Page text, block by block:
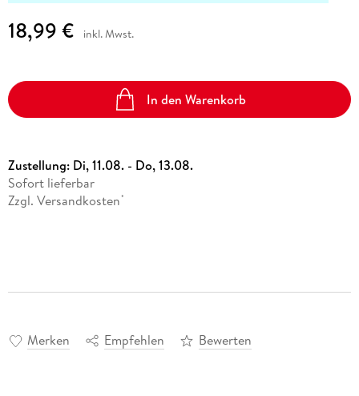
18,99 € inkl. Mwst.
In den Warenkorb
Zustellung: Di, 11.08. - Do, 13.08.
Sofort lieferbar
Zzgl. Versandkosten *
Merken Empfehlen Bewerten